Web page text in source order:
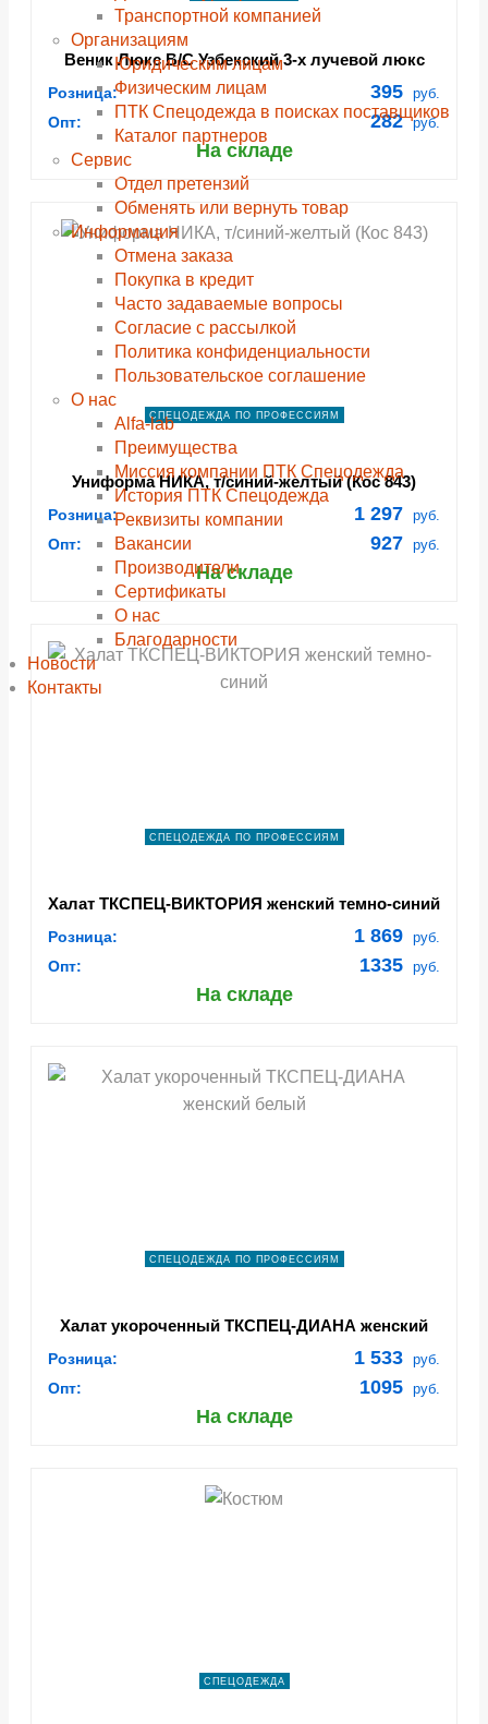
Транспортной компанией
Организациям
Юридическим лицам
Физическим лицам
ПТК Спецодежда в поисках поставщиков
Каталог партнеров
Сервис
Отдел претензий
Обменять или вернуть товар
Информация
Отмена заказа
Покупка в кредит
Часто задаваемые вопросы
Согласие с рассылкой
Политика конфиденциальности
Пользовательское соглашение
О нас
Alfa-lab
Преимущества
Миссия компании ПТК Спецодежда
История ПТК Спецодежда
Реквизиты компании
Вакансии
Производители
Сертификаты
О нас
Благодарности
Новости
Контакты
Веник Люкс В/С Узбекский 3-х лучевой люкс
(Вен 005)
Розница: 395 руб.
Опт: 282 руб.
На складе
СПЕЦОДЕЖДА ПО ПРОФЕССИЯМ
Униформа НИКА, т/синий-желтый (Кос 843)
Розница: 1 297 руб.
Опт: 927 руб.
На складе
СПЕЦОДЕЖДА ПО ПРОФЕССИЯМ
Халат ТКСПЕЦ-ВИКТОРИЯ женский темно-синий
Розница: 1 869 руб.
Опт: 1335 руб.
На складе
СПЕЦОДЕЖДА ПО ПРОФЕССИЯМ
Халат укороченный ТКСПЕЦ-ДИАНА женский
Розница: 1 533 руб.
Опт: 1095 руб.
На складе
СПЕЦОДЕЖДА